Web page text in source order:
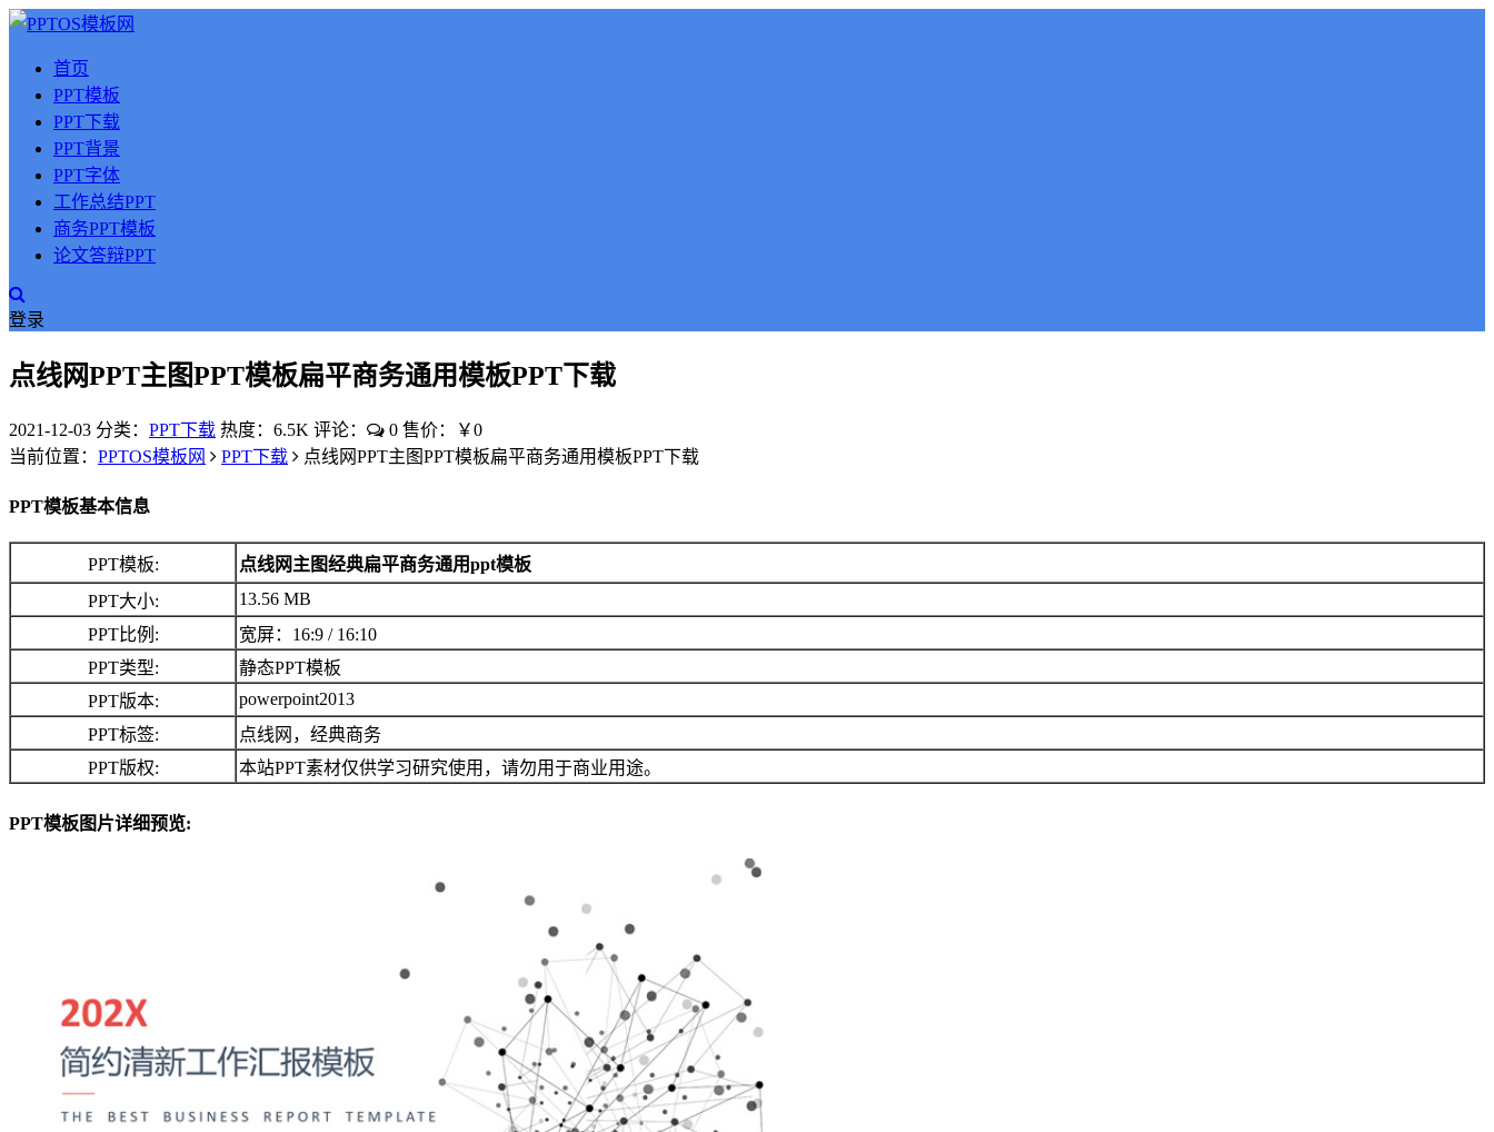
首页
PPT模板
PPT下载
PPT背景
PPT字体
工作总结PPT
商务PPT模板
论文答辩PPT
登录
点线网PPT主图PPT模板扁平商务通用模板PPT下载
2021-12-03 分类： PPT下载 热度：6.5K 评论： 0 售价：￥0
当前位置： PPTOS模板网 PPT下载 点线网PPT主图PPT模板扁平商务通用模板PPT下载
PPT模板基本信息
PPT模板:
点线网主图经典扁平商务通用ppt模板
PPT大小:
13.56 MB
PPT比例:
宽屏：16:9 / 16:10
PPT类型:
静态PPT模板
PPT版本:
powerpoint2013
PPT标签:
点线网，经典商务
PPT版权:
本站PPT素材仅供学习研究使用，请勿用于商业用途。
PPT模板图片详细预览: